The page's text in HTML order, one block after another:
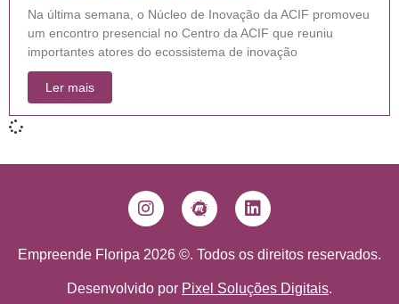
Na última semana, o Núcleo de Inovação da ACIF promoveu
um encontro presencial no Centro da ACIF que reuniu
importantes atores do ecossistema de inovação
Ler mais
Empreende Floripa 2026 ©. Todos os direitos reservados.
Desenvolvido por Pixel Soluções Digitais.